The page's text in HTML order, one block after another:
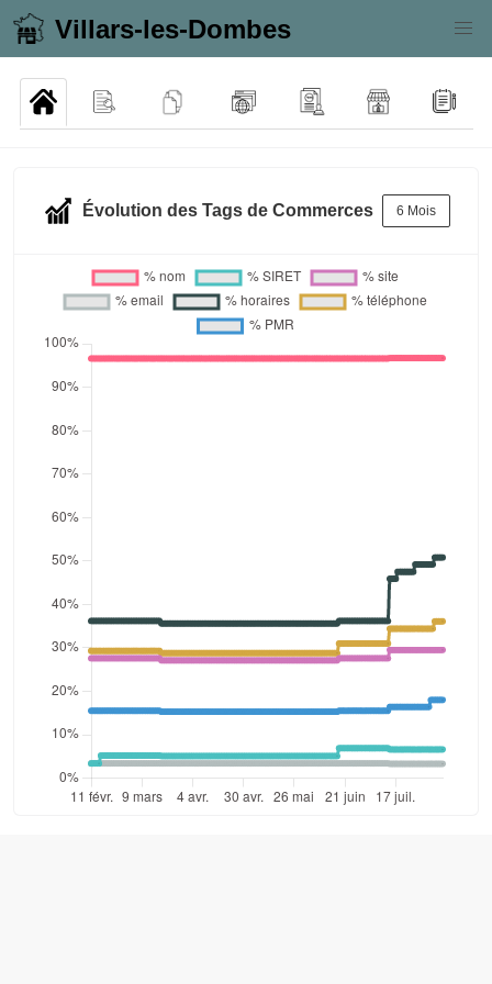
Villars-les-Dombes
Évolution des Tags de Commerces 6 Mois